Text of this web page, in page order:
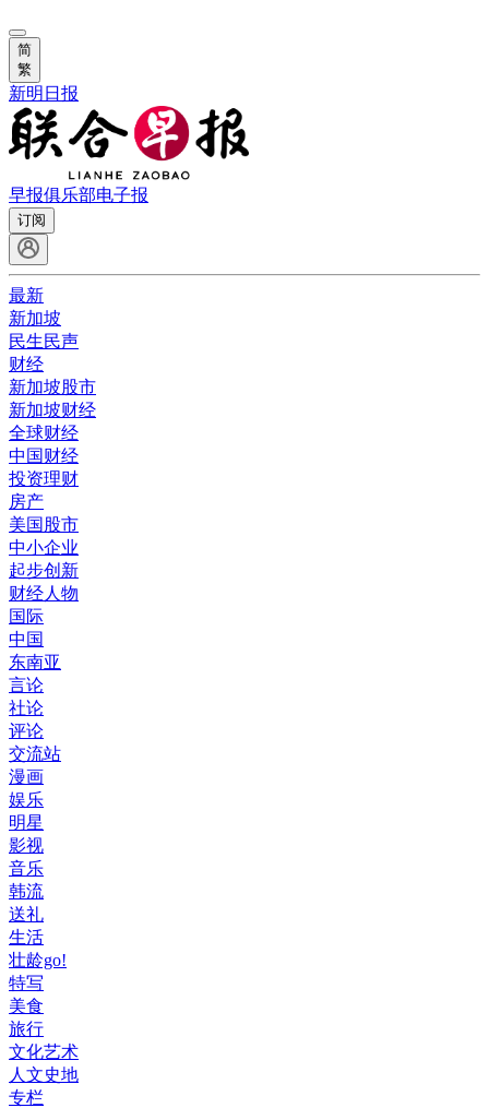
简
繁
新明日报
早报俱乐部电子报
订阅
最新
新加坡
民生民声
财经
新加坡股市
新加坡财经
全球财经
中国财经
投资理财
房产
美国股市
中小企业
起步创新
财经人物
国际
中国
东南亚
言论
社论
评论
交流站
漫画
娱乐
明星
影视
音乐
韩流
送礼
生活
壮龄go!
特写
美食
旅行
文化艺术
人文史地
专栏